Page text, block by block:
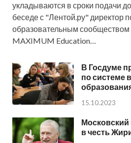
укладываются в сроки подачи
беседе с "Лентой.ру" директор
образовательным сообществом
MAXIMUM Education…
В Госдуме
по системе
15.10.2023
Московский
в честь